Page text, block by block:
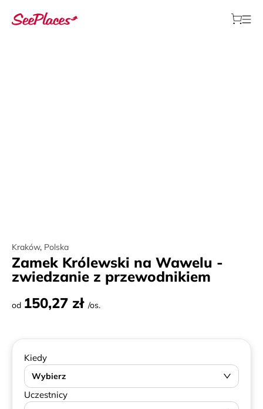
Kraków, Polska
Zamek Królewski na Wawelu -
zwiedzanie z przewodnikiem
od 150,27 zł /os.
Kiedy
Wybierz
Uczestnicy